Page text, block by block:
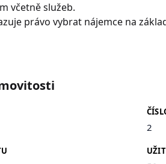
včetně služeb.
právo vybrat nájemce na
2